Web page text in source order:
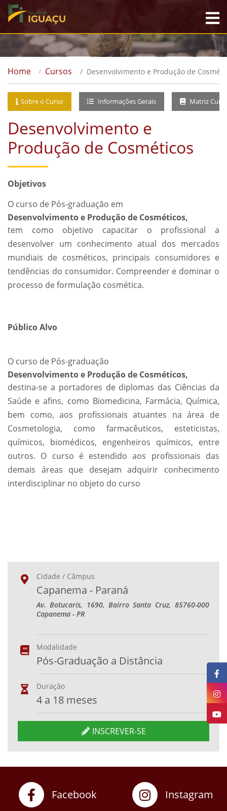
Home Cursos Desenvolvimento e Produção de
Sobre o Curso Informações Gerais Matriz
Desenvolvimento e
Produção de Cosméticos
Objetivos
O curso de Pós-graduação em
Desenvolvimento e Produção de Cosméticos,
tem como objetivo capacitar o profissional a
desenvolver um conhecimento atual dos mercados
mundiais de cosméticos, principais consumidores e
tendências do consumidor. Compreender e dominar o
processo de formulação cosmética.
Público Alvo
O curso de Pós-graduação
Desenvolvimento e Produção de Cosméticos,
destina-se a portadores de diplomas das Ciências da
Saúde e afins, como Biomedicina, Farmácia, Química,
bem como, aos profissionais atuantes na área de
Cosmetologia, como farmacêuticos, esteticistas,
químicos, biomédicos, engenheiros químicos, entre
outros. O curso é estendido aos profissionais das
demais áreas que desejam adquirir conhecimento
interdisciplinar no objeto do curso
Cidade / Câmpus
Capanema - Paraná
Av. Botucaris, 1690, Bairro Santa Cruz, 85760-000
Capanema - PR
Modalidade
Pós-Graduação a Distância
Duração
4 a 18 meses
INSCREVER-SE
Facebook Instagram